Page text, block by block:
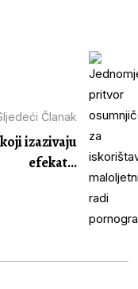
Članak
izazivaju
efekat...